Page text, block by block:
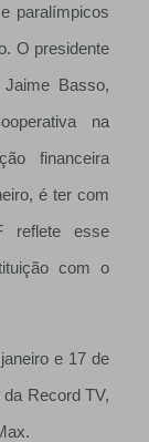
paralímpicos
O presidente
Basso,
na
financeira
é ter com
reflete esse
com o
e 17 de
Record TV,